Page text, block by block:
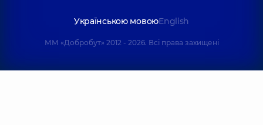
Українською мовоюEnglish
ММ «Добробут» 2012 - 2026. Всі права захищені